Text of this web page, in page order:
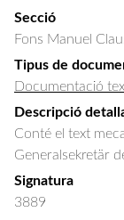
Secció
Fons Manuel
Tipus de
Documentació
Descripció
Conté el text
Generalsekretär
Signatura
3889